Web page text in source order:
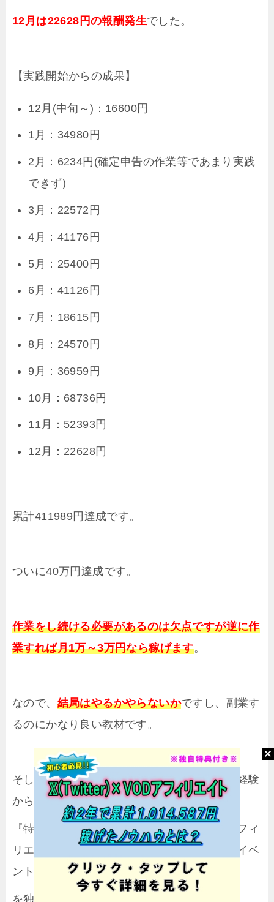
12月は22628円の報酬発生でした。
【実践開始からの成果】
12月(中旬～)：16600円
1月：34980円
2月：6234円(確定申告の作業等であまり実践
できず)
3月：22572円
4月：41176円
5月：25400円
6月：41126円
7月：18615円
8月：24570円
9月：36959円
10月：68736円
11月：52393円
12月：22628円
累計411989円達成です。
ついに40万円達成です。
作業をし続ける必要があるのは欠点ですが逆に作
業すれば月1万～3万円なら稼げます。
なので、 結局はやるかやらないかですし、副業す
るのにかなり良い教材です。
そして、当ブログからの購入者には私自身の経験
から
『特典：SEOを完全無視したTwitter×VODアフィ
リエイトの教科書を実践して反応が良かったイベ
ントネタや実践して感じたこと』
を独自特典として付けてます。